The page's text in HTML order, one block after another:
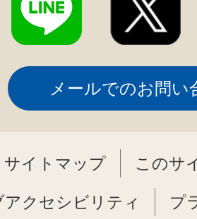
メールでのお問い
サイトマップ このサ
アクセシビリティ プ